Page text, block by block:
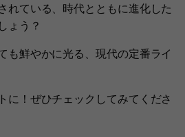
れている、時代とともに進化した
ょう？
も鮮やかに光る、現代の定番ライ
に！ぜひチェックしてみてくださ